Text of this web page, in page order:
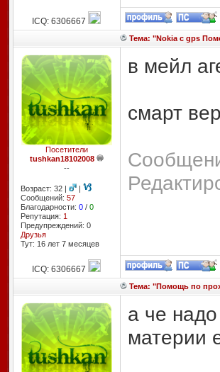
ICQ: 6306667
Тема: "Nokia с gps
Посетители
tushkan18102008
--
Возраст: 32 |
|
Сообщений: 57
Благодарности: 0/ 0
Репутация: 1
Предупреждений: 0
Друзья
Тут: 16 лет 7 месяцев
в мейл
смарт
ICQ: 6306667
Тема: "Помощь по
а че
материи